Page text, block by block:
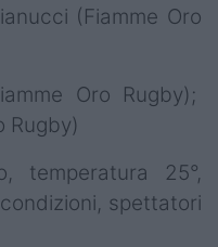
(Fiamme Oro
Oro Rugby);
Rugby)
temperatura 25°,
spettatori